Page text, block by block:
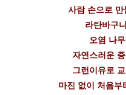
사람 손으로 만
라탄바구
오염 나
자연스러운
그런이유로
마진 없이 처음부